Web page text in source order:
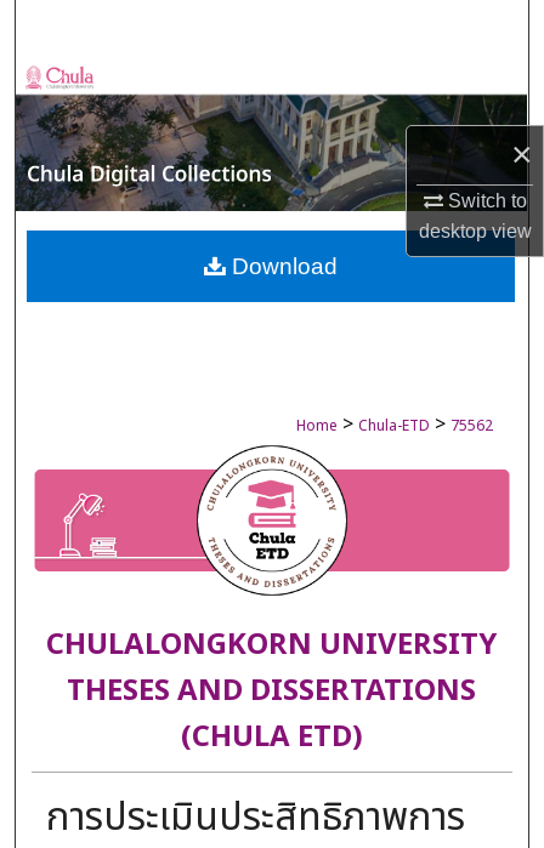
×
Switch to
desktopview
Browse Collections
My Account
About
Digital Commons Network™
Home > Chula-ETD > 75562
CHULALONGKORN UNIVERSITY
THESES AND DISSERTATIONS
(CHULA ETD)
การประเมินประสิทธิภาพการ
Download